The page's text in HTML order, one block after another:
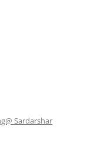
Sardarshar